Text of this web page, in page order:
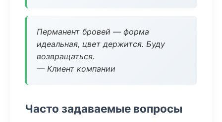
Перманент бровей — форма
идеальная, цвет держится. Буду
возвращаться.
— Клиент компании
Часто задаваемые вопросы